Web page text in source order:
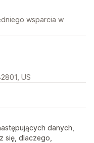
wsparcia w
US
danych,
się, dlaczego,